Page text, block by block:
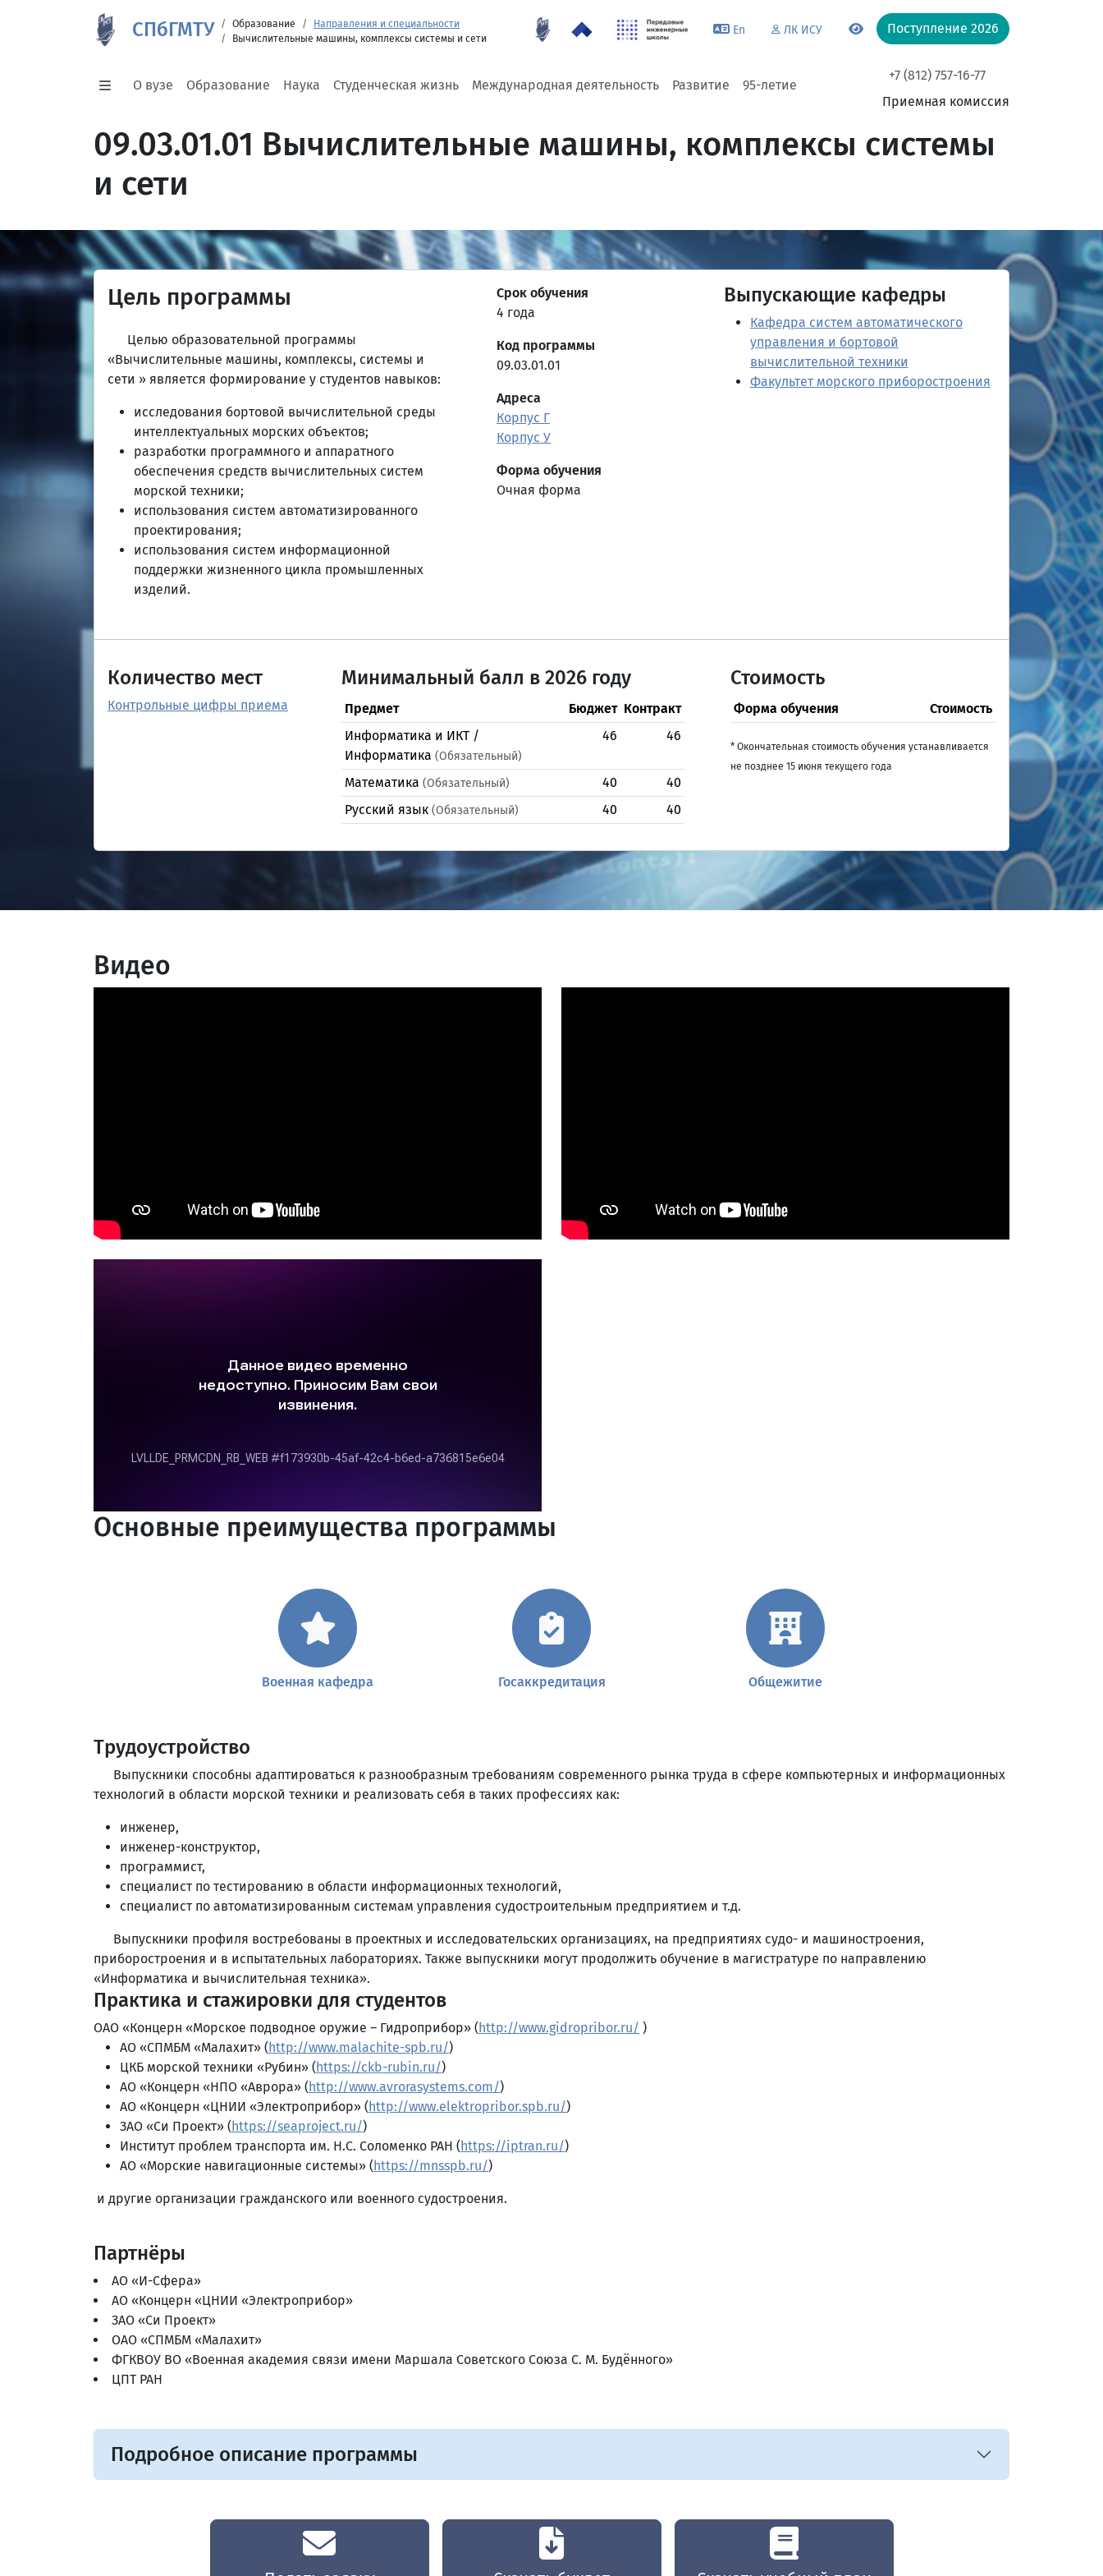
СПбГМТУ Образование
Направления и специальности
Вычислительные машины, комплексы системы и сети
En ЛК ИСУ Поступление 2026
О вузе Образование Наука Студенческая жизнь Международная деятельность Развитие 95-летие
+7 (812) 757-16-77
Приемная комиссия
09.03.01.01 Вычислительные машины, комплексы системы
и сети
Цель программы
Целью образовательной программы
«Вычислительные машины, комплексы, системы и
сети » является формирование у студентов навыков:
исследования бортовой вычислительной среды
интеллектуальных морских объектов;
разработки программного и аппаратного
обеспечения средств вычислительных систем
морской техники;
использования систем автоматизированного
проектирования;
использования систем информационной
поддержки жизненного цикла промышленных
изделий.
Срок обучения
4 года
Код программы
09.03.01.01
Адреса
Корпус Г
Корпус У
Форма обучения
Очная форма
Выпускающие кафедры
Кафедра систем автоматического
управления и бортовой
вычислительной техники
Факультет морского приборостроения
Количество мест
Контрольные цифры приема
Минимальный балл в 2026 году
Предмет Бюджет Контракт
Информатика и ИКТ /
Информатика (Обязательный)
46 46
Математика (Обязательный) 40
40
Русский язык(Обязательный) 40 40
Стоимость
Форма обучения Стоимость
* Окончательная стоимость обучения устанавливается
не позднее 15 июня текущего года
Видео
Основные преимущества программы
Военная кафедра Госаккредитация Общежитие
Трудоустройство
Выпускники способны адаптироваться к разнообразным требованиям современного рынка труда в сфере компьютерных и информационных
технологий в области морской техники и реализовать себя в таких профессиях как:
инженер,
инженер-конструктор,
программист,
специалист по тестированию в области информационных технологий,
специалист по автоматизированным системам управления судостроительным предприятием и т.д.
Выпускники профиля востребованы в проектных и исследовательских организациях, на предприятиях судо- и машиностроения,
приборостроения и в испытательных лабораториях. Также выпускники могут продолжить обучение в магистратуре по направлению
«Информатика и вычислительная техника».
Практика и стажировки для студентов
ОАО «Концерн «Морское подводное оружие – Гидроприбор» ( http://www.gidropribor.ru/ )
АО «СПМБМ «Малахит» ( http://www.malachite-spb.ru/)
ЦКБ морской техники «Рубин» ( https://ckb-rubin.ru/)
АО «Концерн «НПО «Аврора» ( http://www.avrorasystems.com/)
АО «Концерн «ЦНИИ «Электроприбор» ( http://www.elektropribor.spb.ru/)
ЗАО «Си Проект» ( https://seaproject.ru/)
Институт проблем транспорта им. Н.С. Соломенко РАН ( https://iptran.ru/)
АО «Морские навигационные системы» ( https://mnsspb.ru/)
и другие организации гражданского или военного судостроения.
Партнёры
АО «И-Сфера»
АО «Концерн «ЦНИИ «Электроприбор»
ЗАО «Си Проект»
ОАО «СПМБМ «Малахит»
ФГКВОУ ВО «Военная академия связи имени Маршала Советского Союза С. М. Будённого»
ЦПТ РАН
Подробное описание программы